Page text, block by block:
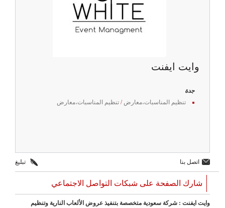
وايت ايفنت
جدة
تنظيم المناسبات،معارض / تنظيم المناسبات،معارض
اتصل بنا تبليغ
شارك الصفحة على شبكات التواصل الاجتماعي
وايت ايفنت : شركة سعودية متخصصة بتنفيذ عروض الألعاب النارية وتنظيم